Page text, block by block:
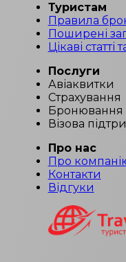
Туристам
Правила
Поширені
Цікаві статті
Послуги
Авіаквитки
Страхування
Бронювання
Візова
Про нас
Про
Контакти
Відгуки